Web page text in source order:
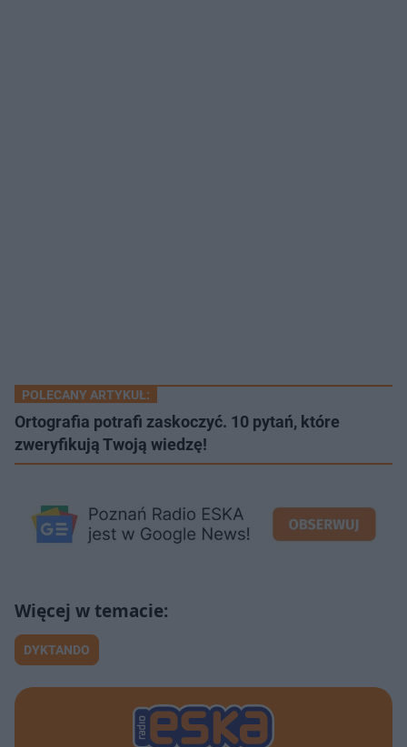
POLECANY ARTYKUŁ:
Ortografia potrafi zaskoczyć. 10 pytań, które
zweryfikują Twoją wiedzę!
DYKTANDO